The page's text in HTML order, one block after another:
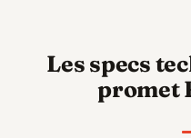
Les specs
promet